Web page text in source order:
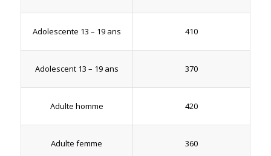
Adolescente 13 – 19 ans 410
Adolescent 13 – 19 ans 370
Adulte homme 420
Adulte femme 360